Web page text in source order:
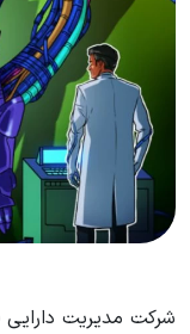
شرکت مدیریت دارایی